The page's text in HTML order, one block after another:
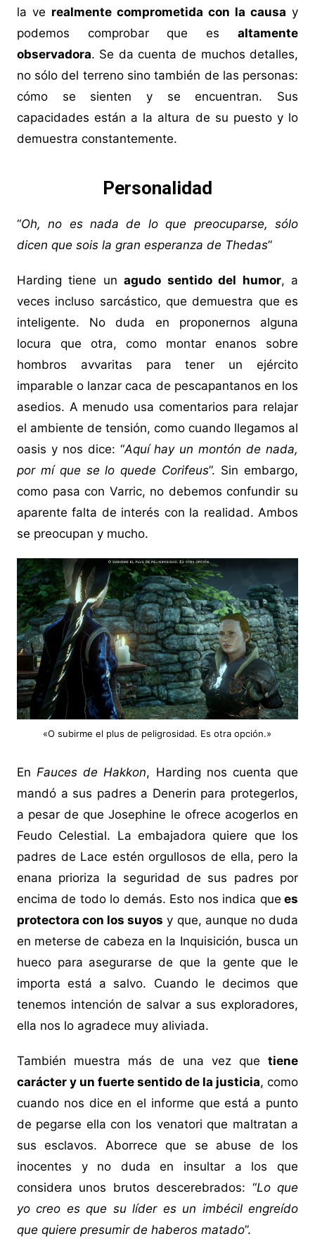
la ve realmente comprometida con la causa y
podemos comprobar que esaltamente
observadora. Se da cuenta de muchos detalles,
no sólo del terreno sino también de las personas:
cómo se sienten y se encuentran. Sus
capacidades están a la altura de su puesto y lo
demuestra constantemente.
Personalidad
“Oh, no es nada de lo que preocuparse, sólo
dicen que sois la gran esperanza de Thedas”
Harding tiene unagudo sentido del humor, a
veces incluso sarcástico, que demuestra que es
inteligente. No duda en proponernos alguna
locura que otra, como montar enanos sobre
hombros avvaritas para tener un ejército
imparable o lanzar caca de pescapantanos en los
asedios. A menudo usa comentarios para relajar
el ambiente de tensión, como cuando llegamos al
oasis y nos dice: “Aquí hay un montón de nada,
por mí que se lo quede Corifeus”. Sin embargo,
como pasa con Varric, no debemos confundir su
aparente falta de interés con la realidad. Ambos
se preocupan y mucho.
«O subirme el plus de peligrosidad. Es otra opción.»
EnFauces de Hakkon, Harding nos cuenta que
mandó a sus padres a Denerin para protegerlos,
a pesar de que Josephine le ofrece acogerlos en
Feudo Celestial. La embajadora quiere que los
padres de Lace estén orgullosos de ella, pero la
enana prioriza la seguridad de sus padres por
encima de todo lo demás. Esto nos indica que es
protectora con los suyos y que, aunque no duda
en meterse de cabeza en la Inquisición, busca un
hueco para asegurarse de que la gente que le
importa está a salvo. Cuando le decimos que
tenemos intención de salvar a sus exploradores,
ella nos lo agradece muy aliviada.
También muestra más de una vez quetiene
carácter y un fuerte sentido de la justicia, como
cuando nos dice en el informe que está a punto
de pegarse ella con los venatori que maltratan a
sus esclavos. Aborrece que se abuse de los
inocentes y no duda en insultar a los que
considera unos brutos descerebrados: “Lo que
yo creo es que su líder es un imbécil engreído
que quiere presumir de haberos matado”.